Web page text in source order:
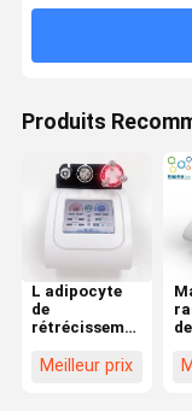
Produits
L adipocyte
de
rétrécissement
de
Meilleur prix